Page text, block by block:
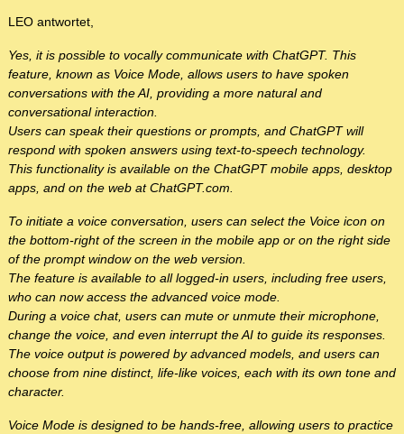
LEO antwortet,
Yes, it is possible to vocally communicate with ChatGPT. This
feature, known as Voice Mode, allows users to have spoken
conversations with the AI, providing a more natural and
conversational interaction.
Users can speak their questions or prompts, and ChatGPT will
respond with spoken answers using text-to-speech technology.
This functionality is available on the ChatGPT mobile apps, desktop
apps, and on the web at ChatGPT.com.
To initiate a voice conversation, users can select the Voice icon on
the bottom-right of the screen in the mobile app or on the right side
of the prompt window on the web version.
The feature is available to all logged-in users, including free users,
who can now access the advanced voice mode.
During a voice chat, users can mute or unmute their microphone,
change the voice, and even interrupt the AI to guide its responses.
The voice output is powered by advanced models, and users can
choose from nine distinct, life-like voices, each with its own tone and
character.
Voice Mode is designed to be hands-free, allowing users to practice